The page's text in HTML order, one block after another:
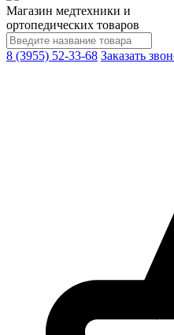
Магазин медтехники и
ортопедических товаров
8 (3955) 52-33-68 Заказать